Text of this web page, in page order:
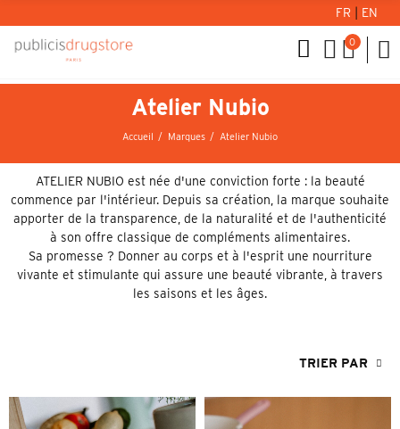
FR EN
0
Atelier Nubio
Accueil Marques Atelier Nubio
ATELIER NUBIO est née d'une conviction forte : la beauté
commence par l'intérieur. Depuis sa création, la marque souhaite
apporter de la transparence, de la naturalité et de l'authenticité
à son offre classique de compléments alimentaires.
Sa promesse ? Donner au corps et à l'esprit une nourriture
vivante et stimulante qui assure une beauté vibrante, à travers
les saisons et les âges.
TRIER PAR